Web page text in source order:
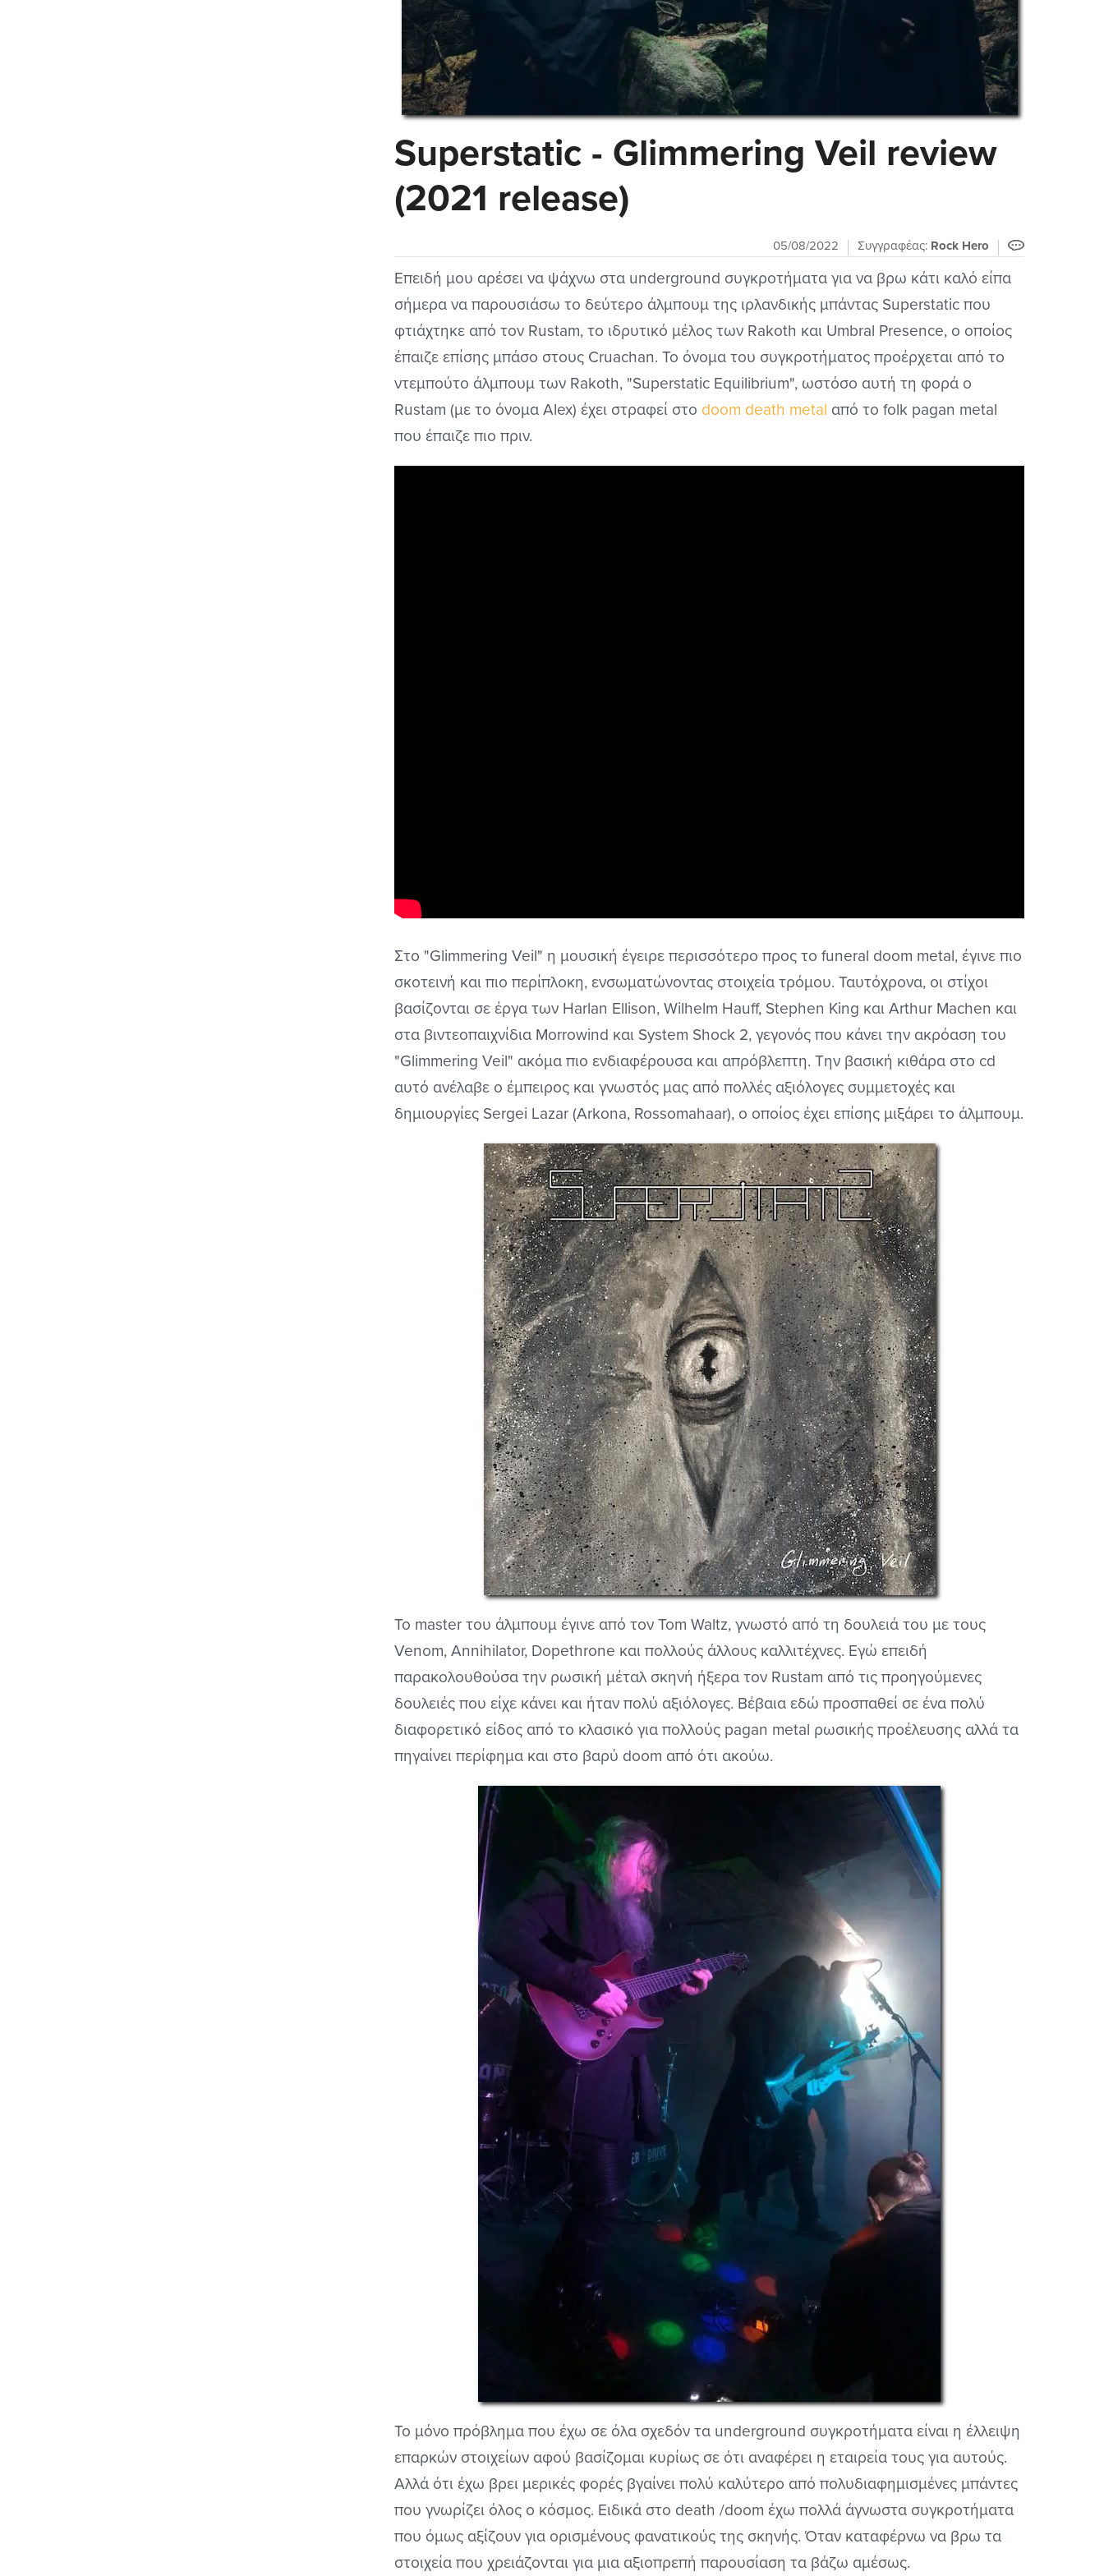
Superstatic - Glimmering Veil review
(2021 release)
05/08/2022 Συγγραφέας: Rock Hero
Επειδή μου αρέσει να ψάχνω στα underground συγκροτήματα για να βρω κάτι καλό είπα
σήμερα να παρουσιάσω το δεύτερο άλμπουμ της ιρλανδικής μπάντας Superstatic που
φτιάχτηκε από τον Rustam, το ιδρυτικό μέλος των Rakoth και Umbral Presence, ο οποίος
έπαιζε επίσης μπάσο στους Cruachan. Το όνομα του συγκροτήματος προέρχεται από το
ντεμπούτο άλμπουμ των Rakoth, "Superstatic Equilibrium", ωστόσο αυτή τη φορά ο
Rustam (με το όνομα Alex) έχει στραφεί στο doom death metal από το folk pagan metal
που έπαιζε πιο πριν.
Στο "Glimmering Veil" η μουσική έγειρε περισσότερο προς το funeral doom metal, έγινε πιο
σκοτεινή και πιο περίπλοκη, ενσωματώνοντας στοιχεία τρόμου. Ταυτόχρονα, οι στίχοι
βασίζονται σε έργα των Harlan Ellison, Wilhelm Hauff, Stephen King και Arthur Machen και
στα βιντεοπαιχνίδια Morrowind και System Shock 2, γεγονός που κάνει την ακρόαση του
"Glimmering Veil" ακόμα πιο ενδιαφέρουσα και απρόβλεπτη. Την βασική κιθάρα στο cd
αυτό ανέλαβε ο έμπειρος και γνωστός μας από πολλές αξιόλογες συμμετοχές και
δημιουργίες Sergei Lazar (Arkona, Rossomahaar), ο οποίος έχει επίσης μιξάρει το άλμπουμ.
Το master του άλμπουμ έγινε από τον Tom Waltz, γνωστό από τη δουλειά του με τους
Venom, Annihilator, Dopethrone και πολλούς άλλους καλλιτέχνες. Εγώ επειδή
παρακολουθούσα την ρωσική μέταλ σκηνή ήξερα τον Rustam από τις προηγούμενες
δουλειές που είχε κάνει και ήταν πολύ αξιόλογες. Βέβαια εδώ προσπαθεί σε ένα πολύ
διαφορετικό είδος από το κλασικό για πολλούς pagan metal ρωσικής προέλευσης αλλά τα
πηγαίνει περίφημα και στο βαρύ doom από ότι ακούω.
Το μόνο πρόβλημα που έχω σε όλα σχεδόν τα underground συγκροτήματα είναι η έλλειψη
επαρκών στοιχείων αφού βασίζομαι κυρίως σε ότι αναφέρει η εταιρεία τους για αυτούς.
Αλλά ότι έχω βρει μερικές φορές βγαίνει πολύ καλύτερο από πολυδιαφημισμένες μπάντες
που γνωρίζει όλος ο κόσμος. Ειδικά στο death /doom έχω πολλά άγνωστα συγκροτήματα
που όμως αξίζουν για ορισμένους φανατικούς της σκηνής. Όταν καταφέρνω να βρω τα
στοιχεία που χρειάζονται για μια αξιοπρεπή παρουσίαση τα βάζω αμέσως.